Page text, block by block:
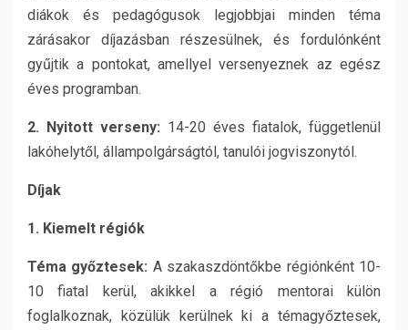
diákok és pedagógusok legjobbjai minden téma
zárásakor díjazásban részesülnek, és fordulónként
gyűjtik a pontokat, amellyel versenyeznek az egész
éves programban.
2. Nyitott verseny: 14-20 éves fiatalok, függetlenül
lakóhelytől, állampolgárságtól, tanulói jogviszonytól.
Díjak
1. Kiemelt régiók
Téma győztesek: A szakaszdöntőkbe régiónként 10-
10 fiatal kerül, akikkel a régió mentorai külön
foglalkoznak, közülük kerülnek ki a témagyőztesek,